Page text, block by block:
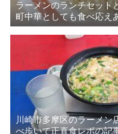
ラーメンのランチセット
町中華としても食べ応え
川崎市多摩区のラーメン
べ歩いて正直食レポの記